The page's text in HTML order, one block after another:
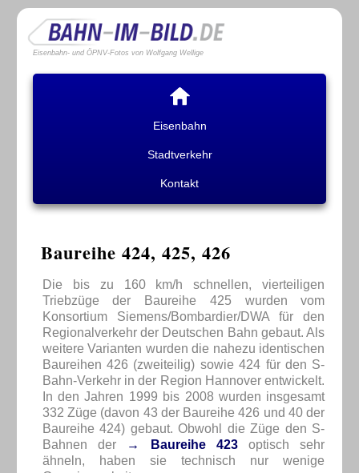
Eisenbahn- und ÖPNV-Fotos von Wolfgang Wellige
Eisenbahn
Stadtverkehr
Kontakt
Baureihe 424, 425, 426
Die bis zu 160 km/h schnellen, vierteiligen
Triebzüge der Baureihe 425 wurden vom
Konsortium Siemens/Bombardier/DWA für den
Regionalverkehr der Deutschen Bahn gebaut. Als
weitere Varianten wurden die nahezu identischen
Baureihen 426 (zweiteilig) sowie 424 für den S-
Bahn-Verkehr in der Region Hannover entwickelt.
In den Jahren 1999 bis 2008 wurden insgesamt
332 Züge (davon 43 der Baureihe 426 und 40 der
Baureihe 424) gebaut. Obwohl die Züge den S-
Bahnen der
→ Baureihe 423optisch sehr
ähneln, haben sie technisch nur wenige